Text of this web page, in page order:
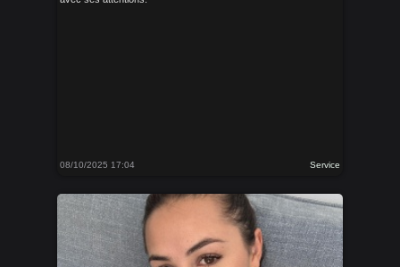
08/10/2025 17:04 Service